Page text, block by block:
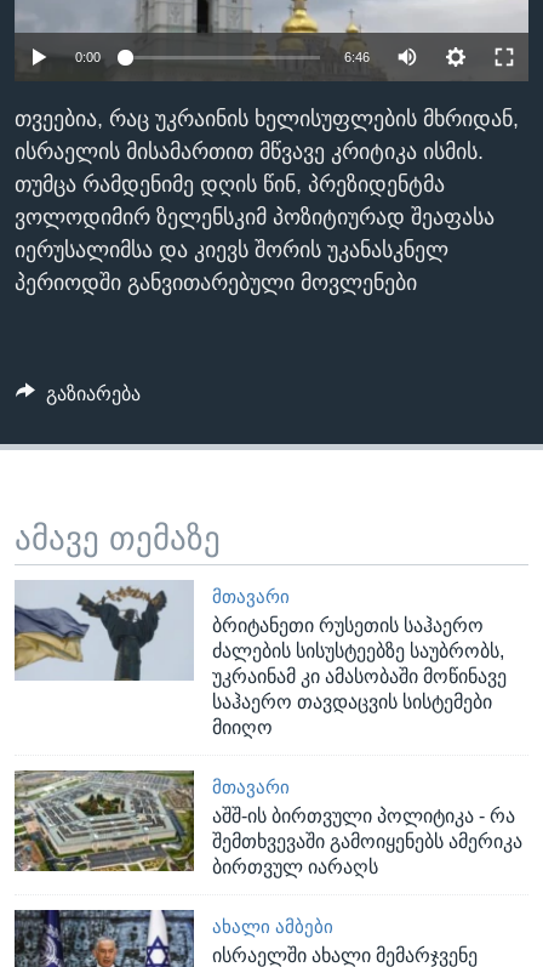
ᲡᲢᲣᲓᲘᲐ ᲕᲐᲨᲘᲜᲒᲢᲝᲜᲘ
ᲯᲐᲜᲛᲠᲗᲔᲚᲝᲑᲐ
ᲛᲔᲪᲜᲘᲔᲠᲔᲑᲐ
ᲘᲜᲢᲔᲠᲕᲘᲣ
ᲙᲣᲚᲢᲣᲠᲐ
ᲒᲐᲚᲘᲚᲔᲝ
ᲓᲔᲖᲘᲜᲤᲝᲠᲛᲐᲪᲘᲐ
Learning English
ᲗᲕᲐᲚᲘ ᲒᲕᲐᲓᲔᲕᲜᲔᲗ
ენები
0:00 6:46
თვეებია, რაც უკრაინის ხელისუფლების მხრიდან,
ისრაელის მისამართით მწვავე კრიტიკა ისმის.
თუმცა რამდენიმე დღის წინ, პრეზიდენტმა
ვოლოდიმირ ზელენსკიმ პოზიტიურად შეაფასა
იერუსალიმსა და კიევს შორის უკანასკნელ
პერიოდში განვითარებული მოვლენები
გაზიარება
ამავე თემაზე
ᲛᲗᲐᲕᲐᲠᲘ
ბრიტანეთი რუსეთის საჰაერო
ძალების სისუსტეებზე საუბრობს,
უკრაინამ კი ამასობაში მოწინავე
საჰაერო თავდაცვის სისტემები
მიიღო
ᲛᲗᲐᲕᲐᲠᲘ
აშშ-ის ბირთვული პოლიტიკა - რა
შემთხვევაში გამოიყენებს ამერიკა
ბირთვულ იარაღს
ᲐᲮᲐᲚᲘ ᲐᲛᲑᲔᲑᲘ
ისრაელში ახალი მემარჯვენე